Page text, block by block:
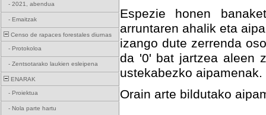
- 2021, abendua
- Emaitzak
Censo de rapaces forestales diurnas
- Protokoloa
- Zentsotarako laukien esleipena
ENARAK
- Proiektua
- Nola parte hartu
Espezie honen
arruntaren ahalik eta
izango dute zerrenda
da '0' bat jartzea aleen
ustekabezko aipamenak.
Orain arte bildutako